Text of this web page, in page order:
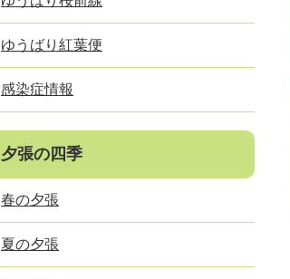
ゆうばり紅葉便
感染症情報
夕張の四季
春の夕張
夏の夕張